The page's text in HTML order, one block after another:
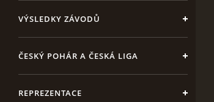
VÝSLEDKY ZÁVODŮ
ČESKÝ POHÁR A ČESKÁ LIGA
REPREZENTACE